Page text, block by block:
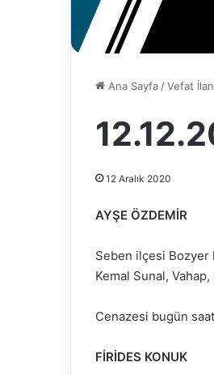
Ana Sayfa/Vefat
12 Aralık 2020
AYŞE ÖZDEMİR
Seben ilçesi Bozyer
Kemal Sunal, Vahap,
Cenazesi bugün
FİRİDES KONUK